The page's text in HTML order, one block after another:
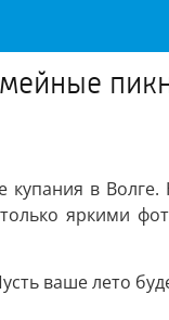
в
яркими
ваше лето